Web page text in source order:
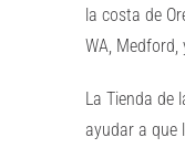
la costa de
WA, Medford,
La Tienda de
ayudar a que